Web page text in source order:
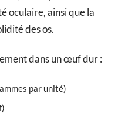
oculaire, ainsi que la
des os.
dans un œuf dur :
par unité)